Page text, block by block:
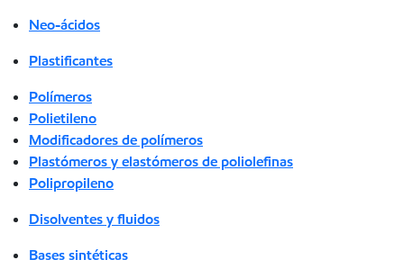
Neo-ácidos
Plastificantes
Polímeros
Polietileno
Modificadores de polímeros
Plastómeros y elastómeros de poliolefinas
Polipropileno
Disolventes y fluidos
Bases sintéticas